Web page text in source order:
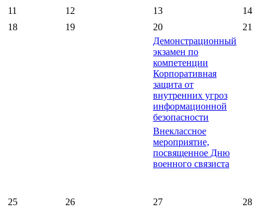
11 12 13
14
18
19
20
Демонстрационный
экзамен по
компетенции
Корпоративная
защита от
внутренних угроз
информационной
безопасности
Внеклассное
мероприятие,
посвященное Дню
военного связиста
21
25 26
27
28